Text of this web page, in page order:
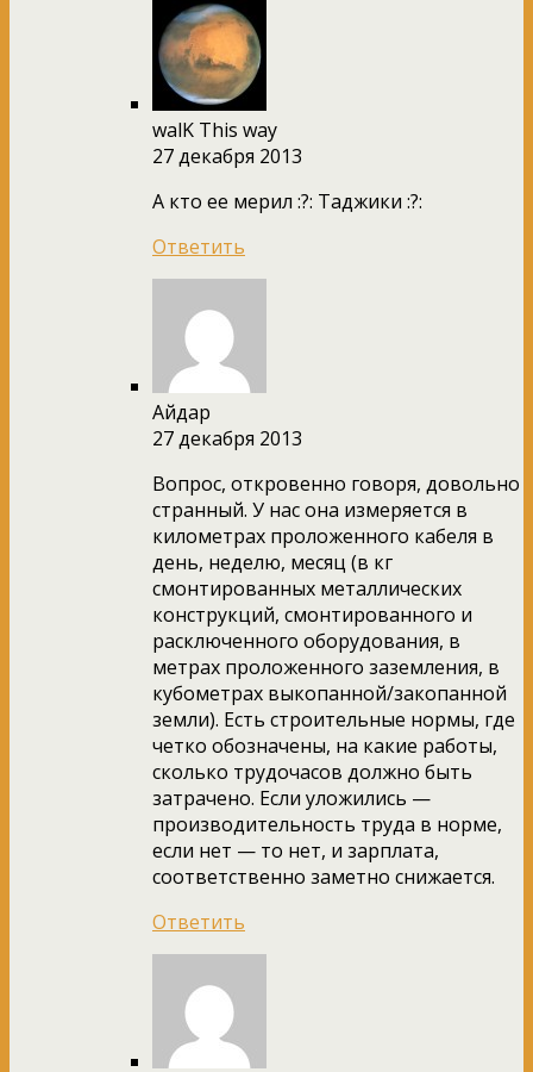
walK This way
27 декабря 2013
А кто ее мерил :?: Таджики :?:
Ответить
Айдар
27 декабря 2013
Вопрос, откровенно говоря, довольно
странный. У нас она измеряется в
километрах проложенного кабеля в
день, неделю, месяц (в кг
смонтированных металлических
конструкций, смонтированного и
расключенного оборудования, в
метрах проложенного заземления, в
кубометрах выкопанной/закопанной
земли). Есть строительные нормы, где
четко обозначены, на какие работы,
сколько трудочасов должно быть
затрачено. Если уложились —
производительность труда в норме,
если нет — то нет, и зарплата,
соответственно заметно снижается.
Ответить